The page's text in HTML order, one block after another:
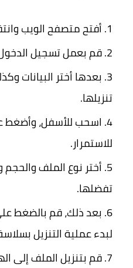
أفتح متصفح الويب
قم بعمل تسجيل
بعدها أختر البيانات
تنزيلها.
اسحب للأسفل، وأضغط
للاستمرار.
أختر نوع الملف
تفضلها.
بعد ذلك، قم بالضغط
لبدء عملية التنزيل
قم بتنزيل الملف إلى